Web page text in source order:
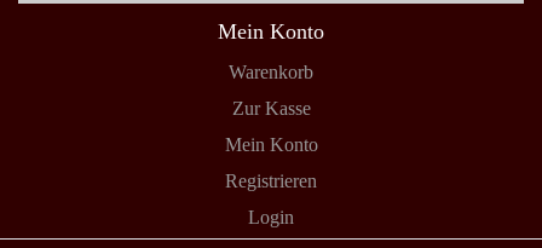
Mein Konto
Warenkorb
Zur Kasse
Mein Konto
Registrieren
Login